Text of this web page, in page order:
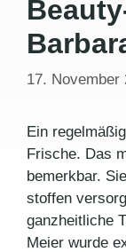
17. November
Ein
Frische. Das
bemerkbar.
stoffen
ganz­heitliche
Meier wurde